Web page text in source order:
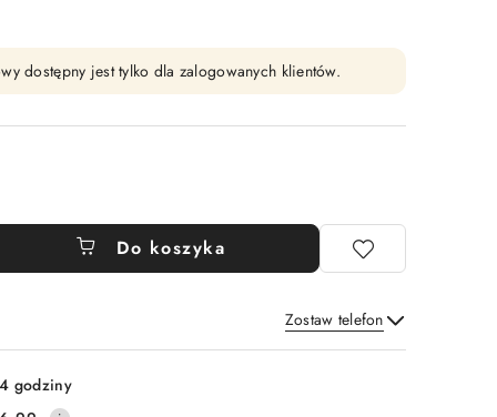
dostępny jest tylko dla zalogowanych klientów.
Do koszyka
Zostaw telefon
Wyślij
godziny